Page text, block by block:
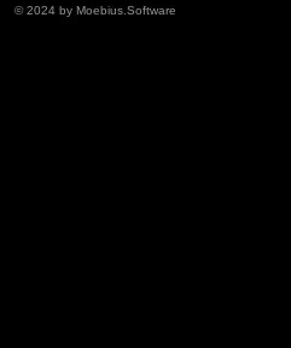
© 2024 by Moebius.Software